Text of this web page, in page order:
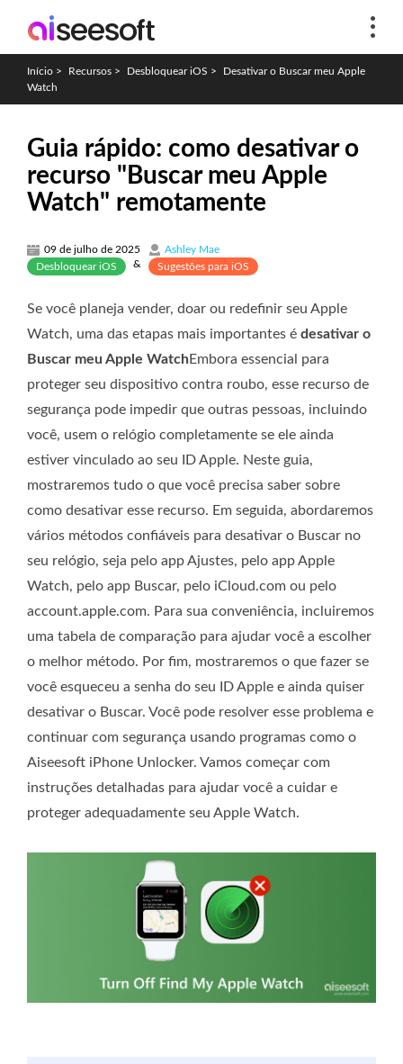
Início > Recursos > Desbloquear iOS >
Desativar o Buscar meu Apple
Watch
Guia rápido: como desativar o
recurso "Buscar meu Apple
Watch" remotamente
09 de julho de 2025
Ashley Mae
Desbloquear iOS
& Sugestões para iOS
Se você planeja vender, doar ou redefinir seu Apple
Watch, uma das etapas mais importantes é desativar o
Buscar meu Apple WatchEmbora essencial para
proteger seu dispositivo contra roubo, esse recurso de
segurança pode impedir que outras pessoas, incluindo
você, usem o relógio completamente se ele ainda
estiver vinculado ao seu ID Apple. Neste guia,
mostraremos tudo o que você precisa saber sobre
como desativar esse recurso. Em seguida, abordaremos
vários métodos confiáveis para desativar o Buscar no
seu relógio, seja pelo app Ajustes, pelo app Apple
Watch, pelo app Buscar, pelo iCloud.com ou pelo
account.apple.com. Para sua conveniência, incluiremos
uma tabela de comparação para ajudar você a escolher
o melhor método. Por fim, mostraremos o que fazer se
você esqueceu a senha do seu ID Apple e ainda quiser
desativar o Buscar. Você pode resolver esse problema e
continuar com segurança usando programas como o
Aiseesoft iPhone Unlocker. Vamos começar com
instruções detalhadas para ajudar você a cuidar e
proteger adequadamente seu Apple Watch.